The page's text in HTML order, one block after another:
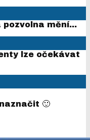
pozvolna mění...
lze očekávat
🙂